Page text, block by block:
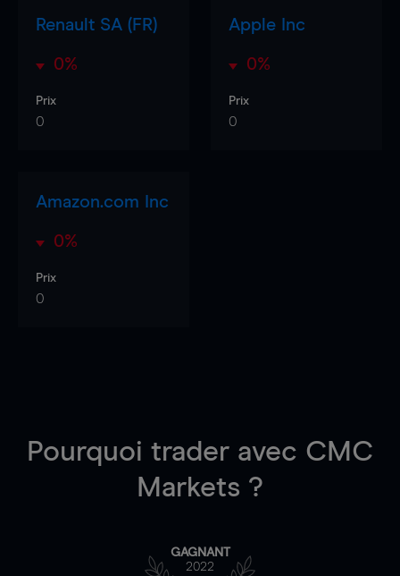
Renault SA (FR)
0%
Prix
0
Apple Inc
0%
Prix
0
Amazon.com Inc
0%
Prix
0
Pourquoi trader avec CMC
Markets ?
GAGNANT
2022